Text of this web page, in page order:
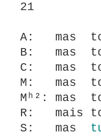
21
A: mas
B: mas
C: mas
M: mas
Mʰ²:
R: mais
S: mas